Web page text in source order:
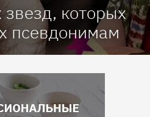
которых
псевдонимам